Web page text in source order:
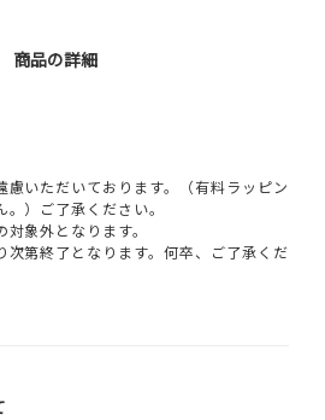
商品の詳細
いただいております。（有料ラッピン
）ご了承ください。
象外となります。
第終了となります。何卒、ご了承くだ